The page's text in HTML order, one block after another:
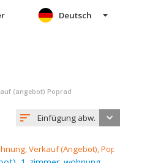
Deutsch
(angebot) Poprad
Einfügung abw.